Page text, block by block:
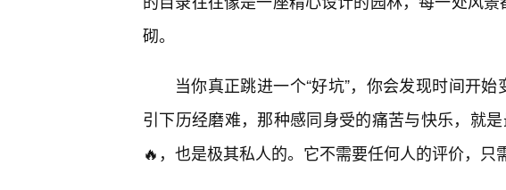
砌。
当你真正跳进一个“好坑”，你会发现时间开
引下历经磨难，那种感同身受的痛苦与快乐，就
🔥，也是极其私人的。它不需要任何人的评价，只